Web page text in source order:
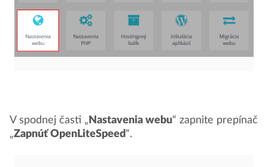
V spodnej časti „ Nastavenia webu“ zapnite prepínač
„Zapnúť OpenLiteSpeed “.